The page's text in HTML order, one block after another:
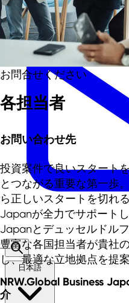
日本語
お問合せください
各担当者
お問い合わせ先
投資案件で良いスタート
とつながる重要な第一歩
ら正しいスタートを切れ
Japanが全力でサポート
Japanとデュッセルドル
豊富な各国担当者が貴社
し、最適な立地拠点を提
NRW.Global Business
介